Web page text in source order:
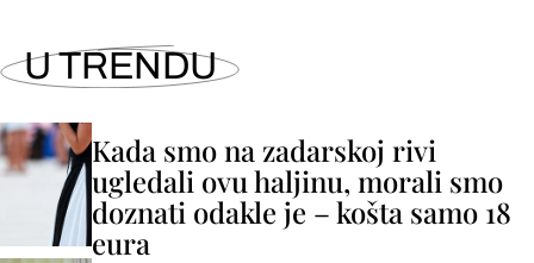
U TRENDU
Kada smo na zadarskoj rivi
ugledali ovu haljinu, morali smo
doznati odakle je – košta samo 18
eura